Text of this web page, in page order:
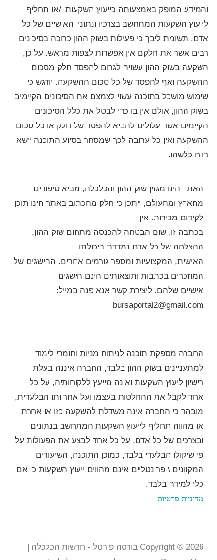
והמידע המופק באמצעותה כייעוץ השקעות ו/או תחליף
לייעוץ השקעות המתחשב בצרכיו ונתוניו האישיים של כל
אדם. תשומת ליבך כי פעילות בשוק ההון כרוכה בסיכונים
רבים אשר את חלקם אין אפשרות לצפות מראש. על כן,
השקעה בשוק ההון עשויה לגרום להפסד חלק מסכום
ההשקעה ואף להפסד של כל סכום ההשקעה. יודגש כי
שימוש מושכל בתוכנה עשוי לצמצם את הסיכונים הקיימים
בשוק ההון, אולם אין בו כדי לבטל את כלל הסיכונים
הקיימים אשר עלולים להביא להפסד של חלק או כל סכום
ההשקעה ואין כל ערובה לכך שמסחר בסיוע התוכנה יישא
רווח כלשהו.
האתר הינו מגזין שוק ההון והכלכלה, מביא סיפורים
מהארץ ומהעולם, ייתכן כי חלק מהכתוב באתר הינו תוכן
לקידום מכירות. אין
בכתבה זו, שום הבטחה להכנסה מתחום שוק ההון,
ההצלחה של כל אדם נמדדת ביכולתו
האישית, המקצועיות ומספר גורמים אחרים. ההישגים של
המוזכרים בכתבות ותוצאותים הינם הישגים
אישיים שלהם. ליצירת קשר אנא פנה במייל:
bursaportal2@gmail.com
החברה מספקת תוכנה לניתוח מניות וחומרי לימוד
למתעניינים בשוק ההון בלבד, החברה איננה בעלת
רישיון ליעוץ השקעות ואינה מייעץ ללקוחותיה, על כל
אחד לקבל את ההחלטות בעצמו ועל אחריותו הבלעדית,
מובהר כי החברה אינה משדלת להשקעה כזו או אחרת
או מהווה תחליף לייעוץ השקעות המתחשב בנתונים
ובצרכים של כל אדם, על כל אחד לבצע את הפעולות על
פי שיקולו הבלעדי בלבד, כמוכן התוכנה, השיעורים
המקוונים \ פרונטליים אינם מהווים ייעוץ השקעות כי אם
כלי למידה בלבד.
מדיניות פרטיות
Copyright © 2026 בורסה פורטל - חדשות הכלכלה |